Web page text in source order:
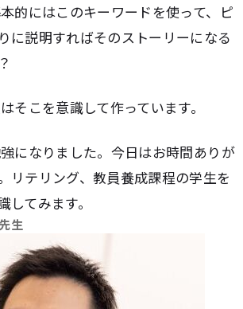
本的にはこのキーワードを使って、ピ
に説明すればそのストーリーになる
そこを意識して作っています。
強になりました。今日はお時間ありが
リテリング、教員養成課程の学生を
てみます。
生